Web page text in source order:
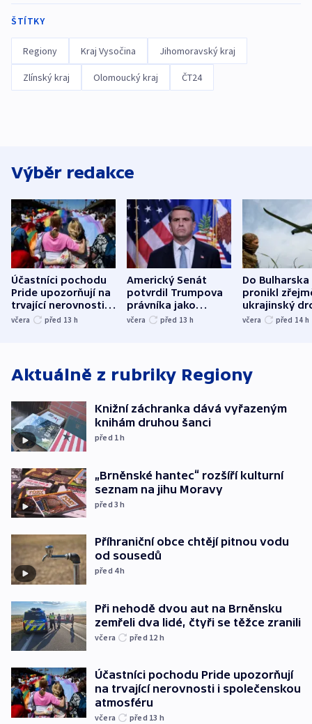
ŠTÍTKY
Regiony Kraj Vysočina Jihomoravský kraj
Zlínský kraj Olomoucký kraj ČT24
Výběr redakce
Účastníci pochodu
Pride upozorňují na
trvající nerovnosti i
společenskou
včera před 13 h
Americký Senát
potvrdil Trumpova
právníka jako
ministra
včera před 13 h
Do Bulharska
pronikl
ukrajinský
explodoval
včera před 14 h
Aktuálně z rubriky Regiony
Knižní záchranka dává vyřazeným
knihám druhou šanci
před 1h
„Brněnské hantec“ rozšíří kulturní
seznam na jihu Moravy
před 3h
Příhraniční obce chtějí pitnou vodu
od sousedů
před 4h
Při nehodě dvou aut na Brněnsku
zemřeli dva lidé, čtyři se těžce zranili
včera před 12 h
Účastníci pochodu Pride upozorňují
na trvající nerovnosti i společenskou
atmosféru
včera před 13 h